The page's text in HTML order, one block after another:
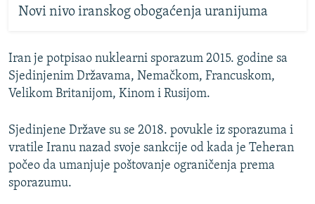
Novi nivo iranskog obogaćenja uranijuma
Iran je potpisao nuklearni sporazum 2015. godine sa
Sjedinjenim Državama, Nemačkom, Francuskom,
Velikom Britanijom, Kinom i Rusijom.
Sjedinjene Države su se 2018. povukle iz sporazuma i
vratile Iranu nazad svoje sankcije od kada je Teheran
počeo da umanjuje poštovanje ograničenja prema
sporazumu.